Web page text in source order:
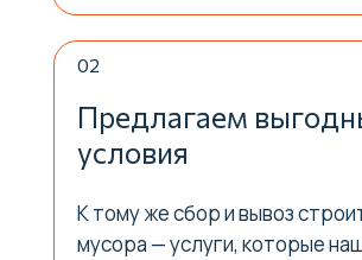
Предлагаем
условия
К тому же сбор и вывоз
мусора — услуги, которые
02